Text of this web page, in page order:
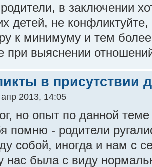
в заключении
детей, не
к минимуму и тем
при выяснении
в присутствии
2013, 14:05
но опыт по данной теме
помню - родители
собой, иногда и нам с
была с виду